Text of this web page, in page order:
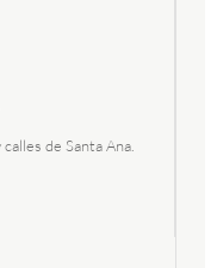
de Santa Ana.